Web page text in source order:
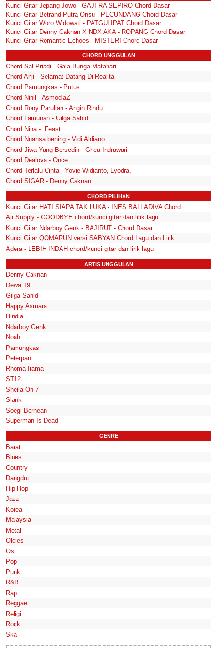
Kunci Gitar Jepang Jowo - GAJI RA SEPIRO Chord Dasar
Kunci Gitar Betrand Putra Onsu - PECUNDANG Chord Dasar
Kunci Gitar Woro Widowati - PATGULIPAT Chord Dasar
Kunci Gitar Denny Caknan X NDX AKA - ROPANG Chord Dasar
Kunci Gitar Romantic Echoes - MISTERI Chord Dasar
CHORD UNGGULAN
Chord Sal Priadi - Gala Bunga Matahari
Chord Anji - Selamat Datang Di Realita
Chord Pamungkas - Putus
Chord Nihil - AsmodiaZ
Chord Rony Parulian - Angin Rindu
Chord Lamunan - Gilga Sahid
Chord Nina - .Feast
Chord Nuansa bening - Vidi Aldiano
Chord Jiwa Yang Bersedih - Ghea Indrawari
Chord Dealova - Once
Chord Terlalu Cinta - Yovie Widianto, Lyodra,
Chord SIGAR - Denny Caknan
CHORD PILIHAN
Kunci Gitar HATI SIAPA TAK LUKA - INES BALLADIVA Chord
Air Supply - GOODBYE chord/kunci gitar dan lirik lagu
Kunci Gitar Ndarboy Genk - BAJIRUT - Chord Dasar
Kunci Gitar QOMARUN versi SABYAN Chord Lagu dan Lirik
Adera - LEBIH INDAH chord/kunci gitar dan lirik lagu
ARTIS UNGGULAN
Denny Caknan
Dewa 19
Gilga Sahid
Happy Asmara
Hindia
Ndarboy Genk
Noah
Pamungkas
Peterpan
Rhoma Irama
ST12
Sheila On 7
Slank
Soegi Bornean
Superman Is Dead
GENRE
Barat
Blues
Country
Dangdut
Hip Hop
Jazz
Korea
Malaysia
Metal
Oldies
Ost
Pop
Punk
R&B
Rap
Reggae
Religi
Rock
Ska